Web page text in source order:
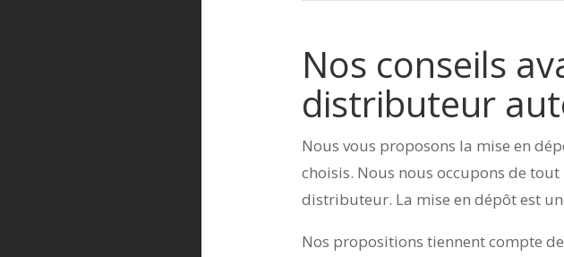
Nos conseils
distributeur
Nous vous proposons la mise en
choisis. Nous nous occupons de
distributeur. La mise en dépôt est
Nos propositions tiennent compte